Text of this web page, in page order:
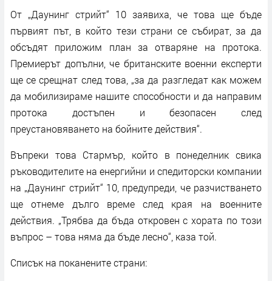
От „Даунинг стрийт“ 10 заявиха, че това ще бъде
първият път, в който тези страни се събират, за да
обсъдят приложим план за отваряне на протока.
Премиерът допълни, че британските военни експерти
ще се срещнат след това, „за да разгледат как можем
да мобилизираме нашите способности и да направим
протока достъпен и безопасен след
преустановяването на бойните действия“.
Въпреки това Стармър, който в понеделник свика
ръководителите на енергийни и спедиторски компании
на „Даунинг стрийт“ 10, предупреди, че разчистването
ще отнеме дълго време след края на военните
действия. „Трябва да бъда откровен с хората по този
въпрос – това няма да бъде лесно“, каза той.
Списък на поканените страни: